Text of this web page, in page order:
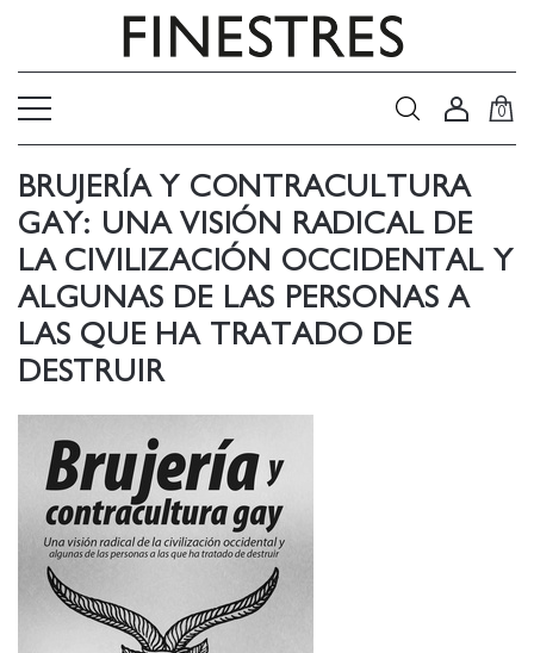
0
BRUJERÍA Y CONTRACULTURA
GAY: UNA VISIÓN RADICAL DE
LA CIVILIZACIÓN OCCIDENTAL Y
ALGUNAS DE LAS PERSONAS A
LAS QUE HA TRATADO DE
DESTRUIR